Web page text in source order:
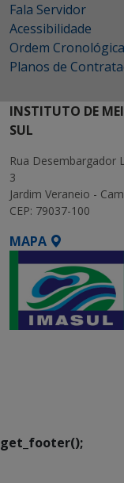
Fala Servidor
Acessibilidade
Ordem
Planos de
INSTITUTO DE
SUL
Rua Desembargador
3
Jardim Veraneio -
CEP: 79037-100
MAPA
get_footer();